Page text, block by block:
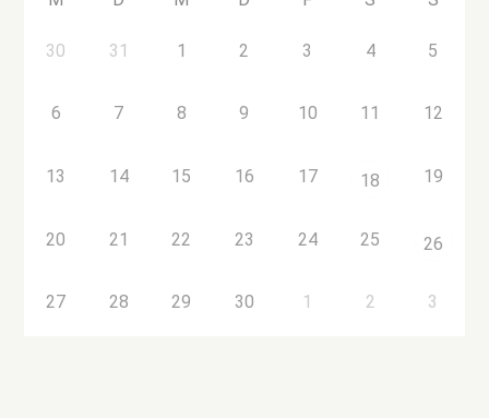
30 31 1 2 3 4 5
6 7 8 9 10 11 12
13 14 15 16 17 18 19
20 21 22 23 24 25 26
27 28 29 30 1 2 3